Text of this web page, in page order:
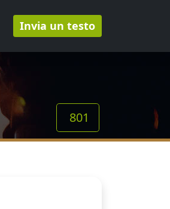
Invia un testo
801